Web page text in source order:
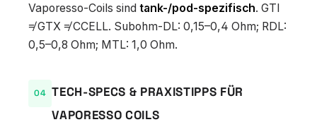
Vaporesso-Coils sind tank-/pod-spezifisch. GTI
≠ GTX ≠ CCELL. Subohm-DL: 0,15–0,4 Ohm; RDL:
0,5–0,8 Ohm; MTL: 1,0 Ohm.
TECH-SPECS & PRAXISTIPPS FÜR
VAPORESSO COILS